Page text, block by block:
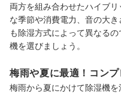
両方を組み合わせたハイブ
な季節や消費電力、音の大
も除湿方式によって異なる
機を選びましょう。
梅雨や夏に最適！コン
梅雨から夏にかけて除湿機